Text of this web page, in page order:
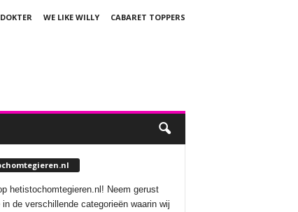
WE LIKE WILLY
CABARET TOPPERS
hetistochomtegieren.nl! Neem gerust
de verschillende categorieën waarin wij